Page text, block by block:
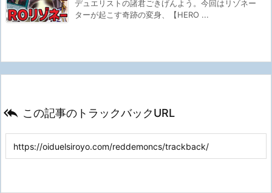
デュエリストの諸君ごきげんよう。今回はリゾネー
ターが起こす奇跡の変身、【HERO ...
 この記事のトラックバックURL